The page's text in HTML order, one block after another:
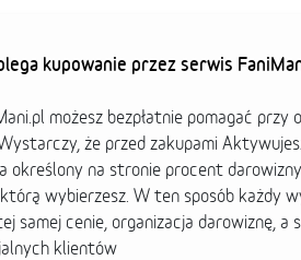
kupowanie przez serwis
możesz bezpłatnie pomagać przy
że przed zakupami
określony na stronie procent
wybierzesz. W ten sposób każdy
samej cenie, organizacja darowiznę,
klientów